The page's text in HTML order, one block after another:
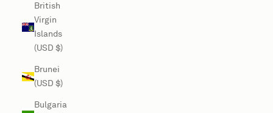
British
Virgin
Islands
(USD $)
Brunei
(USD $)
Bulgaria